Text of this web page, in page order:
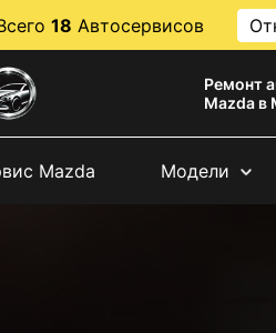
18 Автосервисов
Ремонт
Mazda в
Mazda Модели